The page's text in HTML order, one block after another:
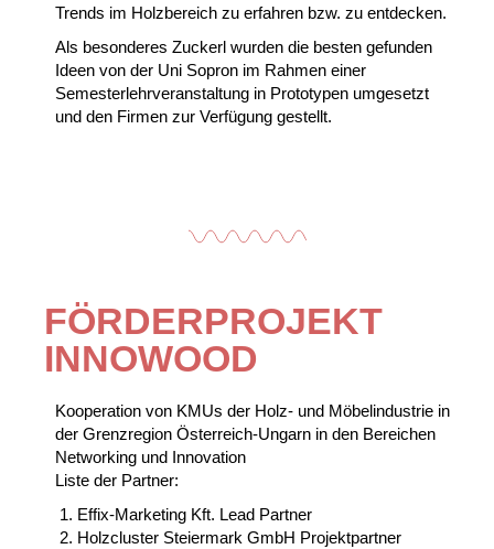
Trends im Holzbereich zu erfahren bzw. zu entdecken.
Als besonderes Zuckerl wurden die besten gefunden
Ideen von der Uni Sopron im Rahmen einer
Semesterlehrveranstaltung in Prototypen umgesetzt
und den Firmen zur Verfügung gestellt.
FÖRDERPROJEKT
INNOWOOD
Kooperation von KMUs der Holz- und Möbelindustrie in
der Grenzregion Österreich-Ungarn in den Bereichen
Networking und Innovation
Liste der Partner:
Effix-Marketing Kft. Lead Partner
Holzcluster Steiermark GmbH Projektpartner